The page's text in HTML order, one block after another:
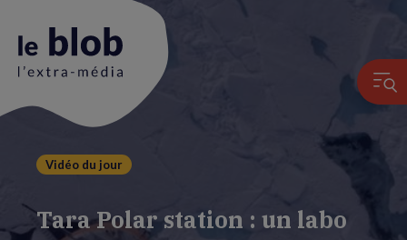
AnimationVidéo du jour
Tara Polar station : un labo